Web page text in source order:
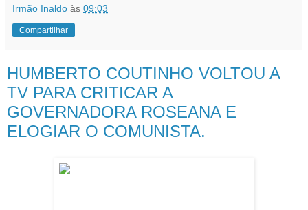
Irmão Inaldo às 09:03
Compartilhar
HUMBERTO COUTINHO VOLTOU A
TV PARA CRITICAR A
GOVERNADORA ROSEANA E
ELOGIAR O COMUNISTA.